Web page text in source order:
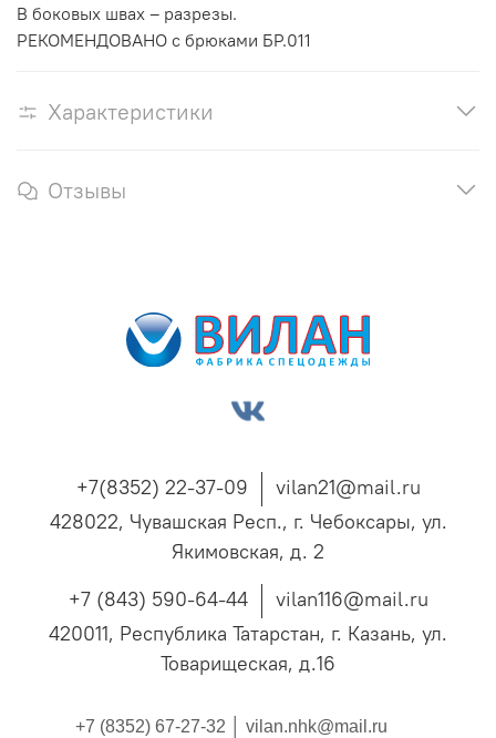
В боковых швах – разрезы.
РЕКОМЕНДОВАНО с брюками БР.011
Характеристики
Отзывы
+7(8352) 22-37-09
vilan21@mail.ru
428022, Чувашская Респ., г. Чебоксары, ул.
Якимовская, д. 2
+7 (843) 590-64-44
vilan116@mail.ru
420011, Республика Татарстан, г. Казань, ул.
Товарищеская, д.16
+7 (8352) 67-27-32 │ vilan.nhk@mail.ru